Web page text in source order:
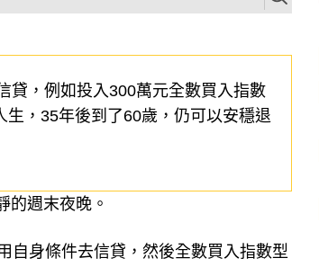
貸，例如投入300萬元全數買入指數
，35年後到了60歲，仍可以安穩退
的週末夜晚。
自身條件去信貸，然後全數買入指數型